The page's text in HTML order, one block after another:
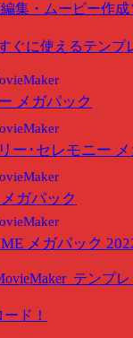
集・ムービー作成
ぐに使えるテンプ
メガパック
ー･セレモニー
ガパック
メガパック
テンプ
ド！